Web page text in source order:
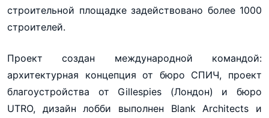
строительной площадке задействовано более 1000
строителей.
Проект создан международной командой:
архитектурная концепция от бюро СПИЧ, проект
благоустройства от Gillespies (Лондон) и бюро
UTRO, дизайн лобби выполнен Blank Architects и